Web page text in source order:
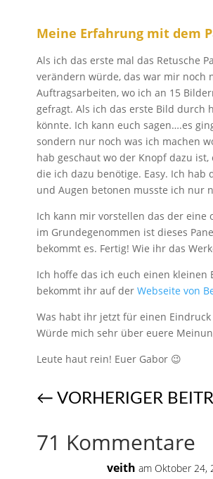
Meine Erfahrung mit dem
Als ich das erste mal das Retusche
verändern würde, das war mir noch
Auftragsarbeiten, wo ich an 15
gefragt. Als ich das erste Bild durch
könnte. Ich kann euch sagen….es
sondern nur noch was ich machen
hab geschaut wo der Knopf dazu
die ich dazu benötige. Easy. Ich
und Augen betonen musste ich nur
Ich kann mir vorstellen das der eine
im Grundegenommen ist dieses
bekommt es. Fertig! Wie ihr das
Ich hoffe das ich euch einen kleinen
bekommt ihr auf der Webseite von
Was habt ihr jetzt für einen
Würde mich sehr über euere
Leute haut rein! Euer Gabor 😉
← VORHERIGER
71 Kommentare
veith am Oktober 24,